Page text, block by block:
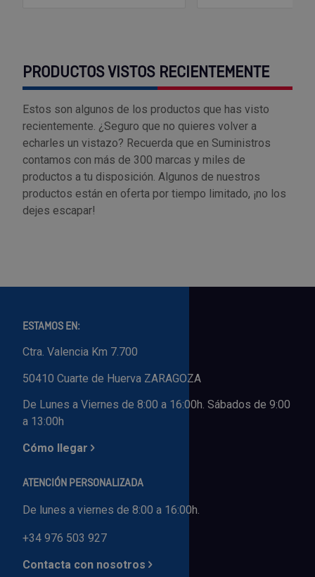
PRODUCTOS VISTOS RECIENTEMENTE
Estos son algunos de los productos que has visto
recientemente. ¿Seguro que no quieres volver a
echarles un vistazo? Recuerda que en Suministros
contamos con más de 300 marcas y miles de
productos a tu disposición. Algunos de nuestros
productos están en oferta por tiempo limitado, ¡no los
dejes escapar!
ESTAMOS EN:
Ctra. Valencia Km 7.700
50410 Cuarte de Huerva ZARAGOZA
De Lunes a Viernes de 8:00 a 16:00h. Sábados de 9:00
a 13:00h
Cómo llegar
ATENCIÓN PERSONALIZADA
De lunes a viernes de 8:00 a 16:00h.
+34 976 503 927
Contacta con nosotros